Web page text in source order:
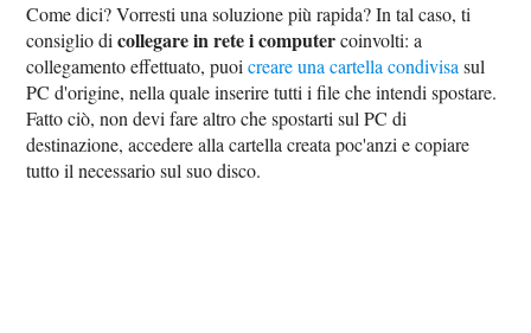
Come dici? Vorresti una soluzione più rapida? In tal caso, ti
consiglio dicollegare in rete i computercoinvolti: a
collegamento effettuato, puoicreare una cartella condivisasul
PC d'origine, nella quale inserire tutti i file che intendi spostare.
Fatto ciò, non devi fare altro che spostarti sul PC di
destinazione, accedere alla cartella creata poc'anzi e copiare
tutto il necessario sul suo disco.